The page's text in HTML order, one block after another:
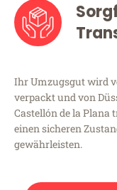
Ihr Umzugsgut wird
verpackt und von
Castellón de la Plana
einen sicheren
gewährleisten.